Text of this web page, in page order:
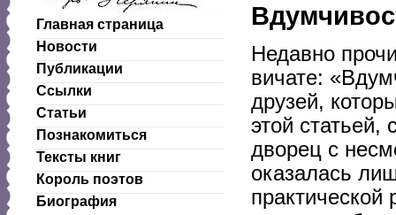
Главная страница
Новости
Публикации
Ссылки
Статьи
Познакомиться
Тексты книг
Король поэтов
Биография
Недавно
вичате:
друзей,
этой
дворец с
оказалась
практической